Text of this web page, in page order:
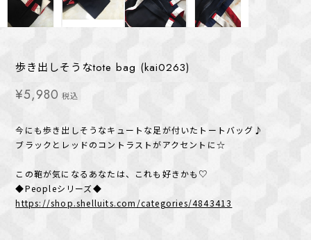
歩き出しそうなtote bag (kai0263)
¥5,980 税込
今にも歩き出しそうなキュートな足が付いたトートバッグ♪
ブラックとレッドのコントラストがアクセントに☆
この鞄が気になるあなたは、これも好きかも♡
◆Peopleシリーズ◆
https://shop.shelluits.com/categories/4843413